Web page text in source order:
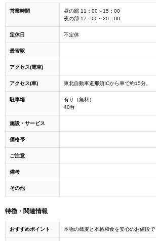
営業時間
昼の部 11：00～15：00
夜の部 17：00～20：00
定休日 不定休
最寄駅
アクセス(電車)
アクセス(車) 東北自動車道那須ICから車で約15分。
駐車場
有り（無料）
40台
施設・サービス
価格帯
ご注意
備考
その他
特徴・関連情報
おすすめポイント 本物の蕎麦と本格和食を安心のお値段で